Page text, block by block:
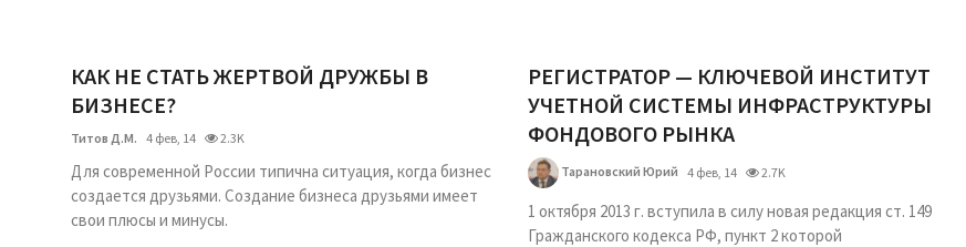
КАК НЕ СТАТЬ ЖЕРТВОЙ ДРУЖБЫ В
БИЗНЕСЕ?
Титов Д.М. 4 фев, 14 2.3K
Для современной России типична ситуация, когда бизнес
создается друзьями. Создание бизнеса друзьями имеет
свои плюсы и минусы.
РЕГИСТРАТОР — КЛЮЧЕВОЙ ИНСТИТУТ
УЧЕТНОЙ СИСТЕМЫ ИНФРАСТРУКТУРЫ
ФОНДОВОГО РЫНКА
Тарановский Юрий 4 фев, 14 2.7K
1 октября 2013 г. вступила в силу новая редакция ст. 149
Гражданского кодекса РФ, пункт 2 которой